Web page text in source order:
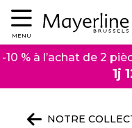
Menu
MENU
-10 % à l’achat de 2
1j
NOTRE